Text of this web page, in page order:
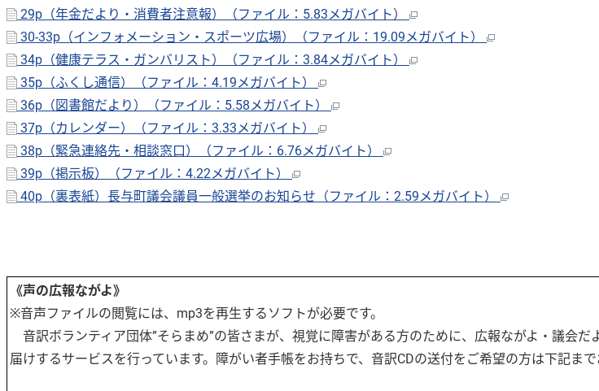
29p（年金だより・消費者注意報）（ファイル：5.83メガバイト）
30-33p（インフォメーション・スポーツ広場）（ファイル：19.09メガバイト）
34p（健康テラス・ガンバリスト）（ファイル：3.84メガバイト）
35p（ふくし通信）（ファイル：4.19メガバイト）
36p（図書館だより）（ファイル：5.58メガバイト）
37p（カレンダー）（ファイル：3.33メガバイト）
38p（緊急連絡先・相談窓口）（ファイル：6.76メガバイト）
39p（掲示板）（ファイル：4.22メガバイト）
40p（裏表紙）長与町議会議員一般選挙のお知らせ（ファイル：2.59メガバイト）
《声の広報ながよ》
※音声ファイルの閲覧には、mp3を再生するソフトが必要です。
音訳ボランティア団体”そらまめ”の皆さまが、視覚に障害がある方のために、広報ながよ・議会だ
届けするサービスを行っています。障がい者手帳をお持ちで、音訳CDの送付をご希望の方は下記まで